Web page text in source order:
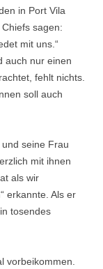
in Port Vila
sagen:
mit uns.“
auch nur einen
fehlt nichts.
soll auch
seine Frau
mit ihnen
als wir
erkannte. Als er
tosendes
vorbeikommen.